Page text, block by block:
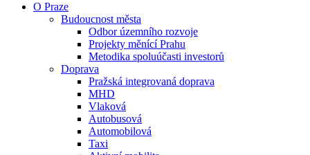
O Praze
Budoucnost města
Odbor územního rozvoje
Projekty měnící Prahu
Metodika spoluúčasti investorů
Doprava
Pražská integrovaná doprava
MHD
Vlaková
Autobusová
Automobilová
Taxi